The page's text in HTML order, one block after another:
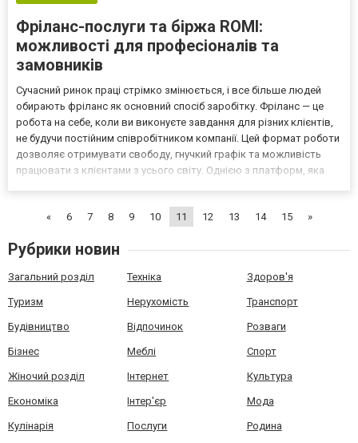
Фріланс-послуги та біржа ROMI:
можливості для професіоналів та
замовників
Сучасний ринок праці стрімко змінюється, і все більше людей
обирають фріланс як основний спосіб заробітку. Фріланс — це
робота на себе, коли ви виконуєте завдання для різних клієнтів,
не будучи постійним співробітником компанії. Цей формат роботи
дозволяє отримувати свободу, гнучкий графік та можливість
працювати з клієнтами з усього світу. Однією з платформ, яка
«
6 7 8 9 10 11 12 13 14 15 »
Рубрики новин
Загальний розділ Техніка Здоров'я
Туризм Нерухомість Транспорт
Будівництво Відпочинок Розваги
Бізнес Меблі Спорт
Жіночий розділ Інтернет Культура
Економіка Інтер'єр Мода
Кулінарія Послуги Родина